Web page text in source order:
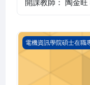
開課教師： 陶金
專題討論 二
電機資訊學院碩士在職